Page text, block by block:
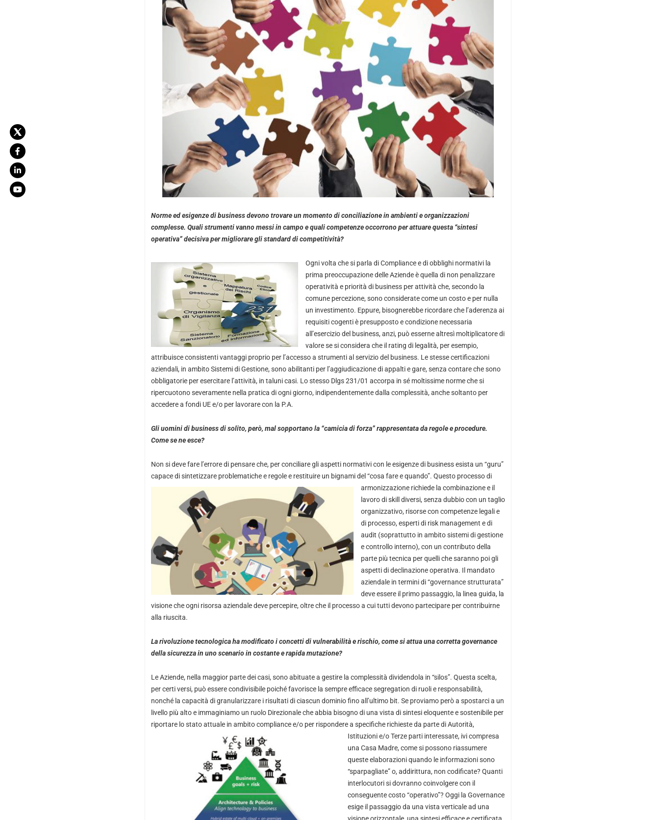
Norme ed esigenze di business devono trovare un momento di conciliazione in ambienti e organizzazioni
complesse. Quali strumenti vanno messi in campo e quali competenze occorrono per attuare questa “sintesi
operativa” decisiva per migliorare gli standard di competitività?
Ogni volta che si parla di Compliance e di obblighi normativi la
prima preoccupazione delle Aziende è quella di non penalizzare
operatività e priorità di business per attività che, secondo la
comune percezione, sono considerate come un costo e per nulla
un investimento. Eppure, bisognerebbe ricordare che l’aderenza ai
requisiti cogenti è presupposto e condizione necessaria
all’esercizio del business, anzi, può esserne altresì moltiplicatore di
valore se si considera che il rating di legalità, per esempio,
attribuisce consistenti vantaggi proprio per l’accesso a strumenti al servizio del business. Le stesse certificazioni
aziendali, in ambito Sistemi di Gestione, sono abilitanti per l’aggiudicazione di appalti e gare, senza contare che sono
obbligatorie per esercitare l’attività, in taluni casi. Lo stesso Dlgs 231/01 accorpa in sé moltissime norme che si
ripercuotono severamente nella pratica di ogni giorno, indipendentemente dalla complessità, anche soltanto per
accedere a fondi UE e/o per lavorare con la P.A.
Gli uomini di business di solito, però, mal sopportano la “camicia di forza” rappresentata da regole e procedure.
Come se ne esce?
Non si deve fare l’errore di pensare che, per conciliare gli aspetti normativi con le esigenze di business esista un “guru”
capace di sintetizzare problematiche e regole e restituire un bignami del “cosa fare e quando”. Questo processo di
armonizzazione richiede la combinazione e il
lavoro di skill diversi, senza dubbio con un taglio
organizzativo, risorse con competenze legali e
di processo, esperti di risk management e di
audit (soprattutto in ambito sistemi di gestione
e controllo interno), con un contributo della
parte più tecnica per quelli che saranno poi gli
aspetti di declinazione operativa. Il mandato
aziendale in termini di “governance strutturata”
deve essere il primo passaggio, la linea guida, la
visione che ogni risorsa aziendale deve percepire, oltre che il processo a cui tutti devono partecipare per contribuirne
alla riuscita.
La rivoluzione tecnologica ha modificato i concetti di vulnerabilità e rischio, come si attua una corretta governance
della sicurezza in uno scenario in costante e rapida mutazione?
Le Aziende, nella maggior parte dei casi, sono abituate a gestire la complessità dividendola in “silos”. Questa scelta,
per certi versi, può essere condivisibile poiché favorisce la sempre efficace segregation di ruoli e responsabilità,
nonché la capacità di granularizzare i risultati di ciascun dominio fino all’ultimo bit. Se proviamo però a spostarci a un
livello più alto e immaginiamo un ruolo Direzionale che abbia bisogno di una vista di sintesi eloquente e sostenibile per
riportare lo stato attuale in ambito compliance e/o per rispondere a specifiche richieste da parte di Autorità,
Istituzioni e/o Terze parti interessate, ivi compresa
una Casa Madre, come si possono riassumere
queste elaborazioni quando le informazioni sono
“sparpagliate” o, addirittura, non codificate? Quanti
interlocutori si dovranno coinvolgere con il
conseguente costo “operativo”? Oggi la Governance
esige il passaggio da una vista verticale ad una